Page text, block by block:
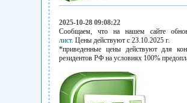
2025-10-28 09:08:22
Сообщаем, что на нашем сайте
лист. Цены действуют с 23.10.2025 г.
*приведенные цены действуют для
резидентов РФ на условиях 100%